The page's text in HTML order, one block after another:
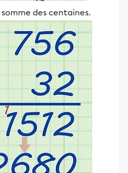
des centaines.